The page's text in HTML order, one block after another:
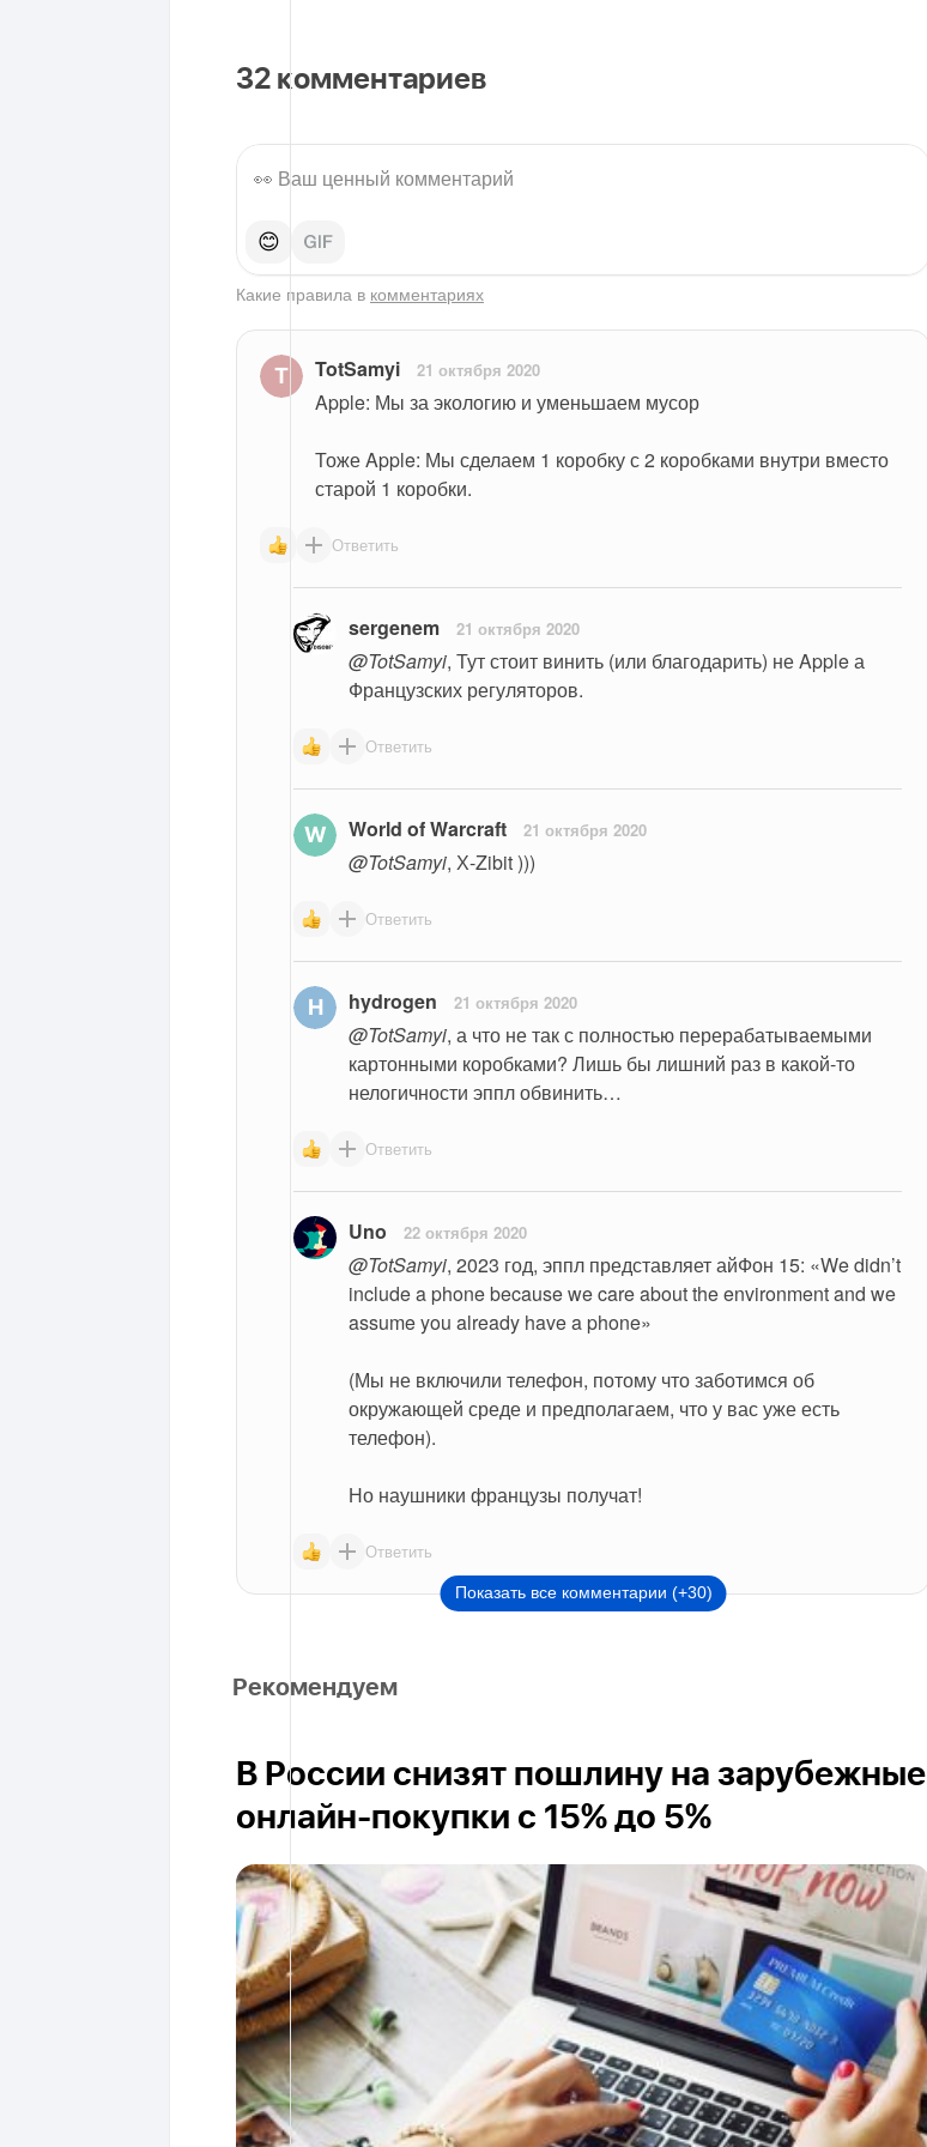
32 комментариев
😊
Какие правила в комментариях
TotSamyi 21 октября 2020
Apple: Мы за экологию и уменьшаем мусор
Тоже Apple: Мы сделаем 1 коробку с 2 коробками внутри вместо
старой 1 коробки.
Ответить
sergenem 21 октября 2020
@TotSamyi, Тут стоит винить (или благодарить) не Apple а
Французских регуляторов.
Ответить
World of Warcraft 21 октября 2020
@TotSamyi, Х-Zibit )))
Ответить
hydrogen 21 октября 2020
@TotSamyi, а что не так с полностью перерабатываемыми
картонными коробками? Лишь бы лишний раз в какой-то
нелогичности эппл обвинить…
Ответить
Uno 22 октября 2020
@TotSamyi, 2023 год, эппл представляет айФон 15: «We didn’t
include a phone because we care about the environment and we
assume you already have a phone»
(Мы не включили телефон, потому что заботимся об
окружающей среде и предполагаем, что у вас уже есть
телефон).
Но наушники французы получат!
Ответить
Показать все комментарии (+30)
Рекомендуем
В России снизят пошлину на зарубежные
онлайн-покупки с 15% до 5%